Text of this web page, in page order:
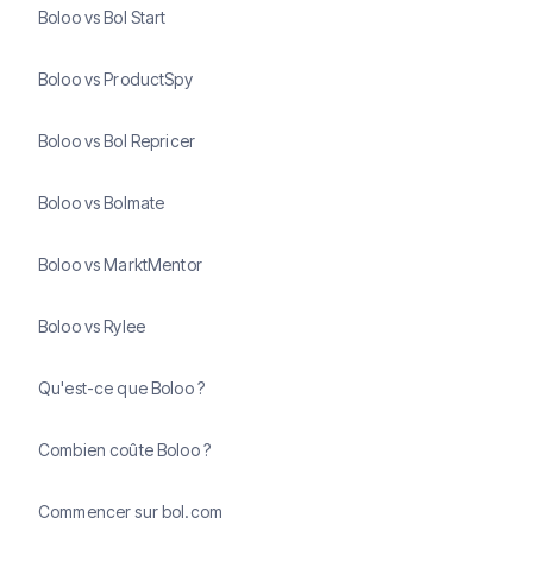
Boloo vs Bol Start
Boloo vs ProductSpy
Boloo vs Bol Repricer
Boloo vs Bolmate
Boloo vs MarktMentor
Boloo vs Rylee
Qu'est-ce que Boloo ?
Combien coûte Boloo ?
Commencer sur bol.com